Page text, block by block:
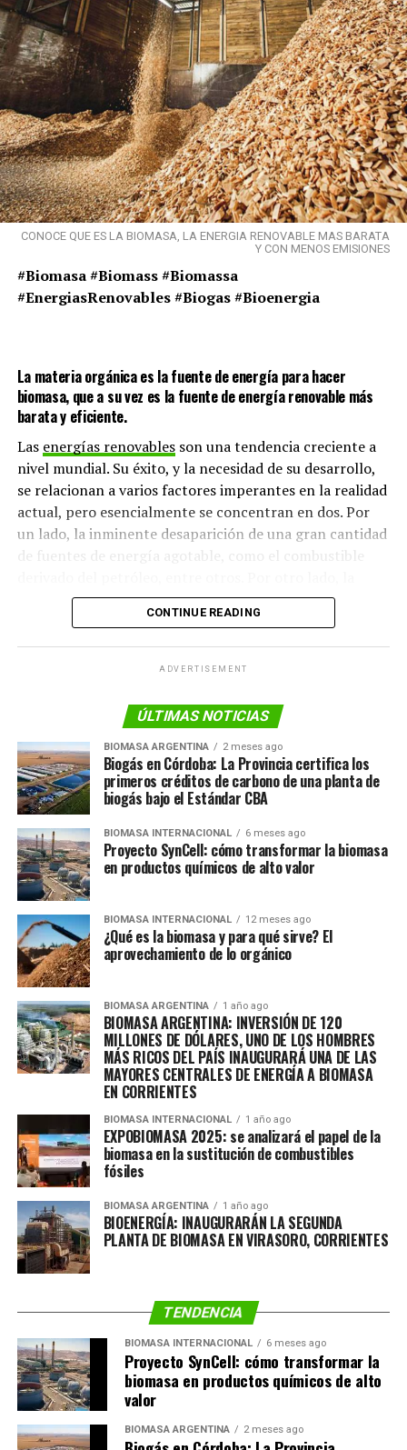
CONOCE QUE ES LA BIOMASA, LA ENERGIA RENOVABLE MAS BARATA
Y CON MENOS EMISIONES
#Biomasa #Biomass #Biomassa
#EnergiasRenovables #Biogas #Bioenergia
La materia orgánica es la fuente de energía para hacer
biomasa, que a su vez es la fuente de energía renovable más
barata y eficiente.
Las energías renovablesson una tendencia creciente a
nivel mundial. Su éxito, y la necesidad de su desarrollo,
se relacionan a varios factores imperantes en la realidad
actual, pero esencialmente se concentran en dos. Por
un lado, la inminente desaparición de una gran cantidad
de fuentes de energía agotable, como el combustible
contaminación ambiental, que se constituye como un
problema para todos los países del mundo y para todos
sus habitantes, dado que no distingue entre clases,
fronteras ni ideologías.
Una de las fuentes de energía renovable que existen
actualmente es la biomasa.
Es un término con el que la mayoría de las personas no
está familiarizada, pero que se configura como una
fuente de energía segura, limpia y eficiente.
¿Qué es la biomasa?
La generación de energía a través de la biomasa es
básicamente utilizar la materia orgánica como fuente
energética. Esta materia orgánica no es homogénea ni
sale de los mismos lugares; esto significa que es
heterogénea. Pueden ser desde desechos de agricultura
(carozos de aceituna o de algunas frutas, cáscaras de
frutos secos, restos de poda de parras, por ejemplo) a
restos de madera, como pallets o aserrín. De cualquiera
de esos productos mencionados, que la mayoría de las
personas desecha, se puede hacer biomasa y generar, así,
energía renovable y segura.
Es importante tener en cuenta que se trata del tipo de
producción de energía más barata, renovable y con
menos emisiones por su forma de combustión. Además,
ayuda a mantener limpios los bosques por lo que ayuda
en la prevención de incendios.
La biomasa utiliza la materia orgánica como fuente
CONTINUE READING
ADVERTISEMENT
ÚLTIMAS NOTICIAS
BIOMASA ARGENTINA 2 meses ago
Biogás en Córdoba: La Provincia certifica los
primeros créditos de carbono de una planta de
biogás bajo el Estándar CBA
BIOMASA INTERNACIONAL 6 meses ago
Proyecto SynCell: cómo transformar la biomasa
en productos químicos de alto valor
BIOMASA INTERNACIONAL 12 meses ago
¿Qué es la biomasa y para qué sirve? El
aprovechamiento de lo orgánico
BIOMASA ARGENTINA 1 año ago
BIOMASA ARGENTINA: INVERSIÓN DE 120
MILLONES DE DÓLARES, UNO DE LOS HOMBRES
MÁS RICOS DEL PAÍS INAUGURARÁ UNA DE LAS
MAYORES CENTRALES DE ENERGÍA A BIOMASA
EN CORRIENTES
BIOMASA INTERNACIONAL 1 año ago
EXPOBIOMASA 2025: se analizará el papel de la
biomasa en la sustitución de combustibles
fósiles
BIOMASA ARGENTINA 1 año ago
BIOENERGÍA: INAUGURARÁN LA SEGUNDA
PLANTA DE BIOMASA EN VIRASORO, CORRIENTES
TENDENCIA
BIOMASA INTERNACIONAL 6 meses ago
Proyecto SynCell: cómo transformar la
biomasa en productos químicos de alto
valor
BIOMASA ARGENTINA 2 meses ago